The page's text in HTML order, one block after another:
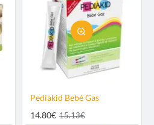
Pediakid Bebé Gas
14.80€ 15.13€